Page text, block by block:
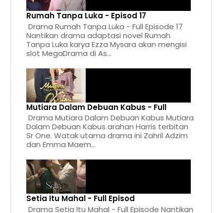
Rumah Tanpa Luka - Episod 17
Drama Rumah Tanpa Luka - Full Episode 17
Nantikan drama adaptasi novel Rumah
Tanpa Luka karya Ezza Mysara akan mengisi
slot MegaDrama di As...
Mutiara Dalam Debuan Kabus - Full
Drama Mutiara Dalam Debuan Kabus Mutiara
Dalam Debuan Kabus arahan Harris terbitan
Sr One. Watak utama drama ini Zahril Adzim
dan Emma Maem...
Setia Itu Mahal - Full Episod
Drama Setia Itu Mahal - Full Episode Nantikan